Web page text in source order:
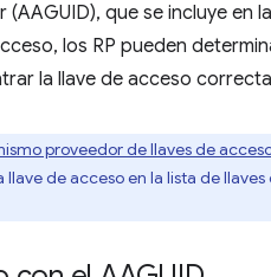
que se incluye en
los RP pueden
la llave de acceso
proveedor de llaves de
de acceso en la lista de